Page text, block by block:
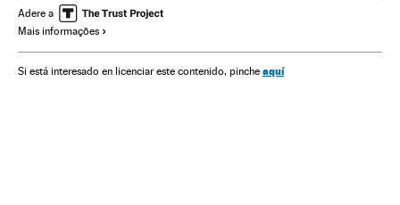
Mobilidade Economia Tecnologia
Adere a
Mais informações
Si está interesado en licenciar este contenido, pinche aquí